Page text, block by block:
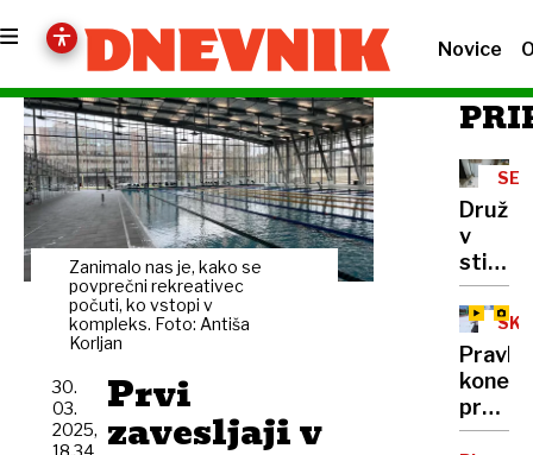
Novice
Zanimalo nas je, kako se
povprečni rekreativec
počuti, ko vstopi v
kompleks. Foto: Antiša
Korljan
Prvi
zavesljaji v
30.
03.
2025,
v
stiski:
Stene
sob
črne
od
vlage,
v
konec
pod